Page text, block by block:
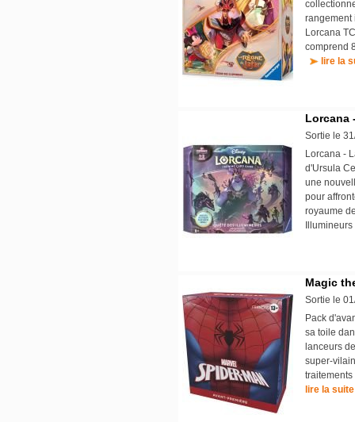
rangement
Lorcana
comprend
lire la
Lorcana
Sortie le
Lorcana -
d'Ursula
une
pour
royaume
Magic
Sortie le
Pack
sa toile
lanceurs
super-
lire la suite